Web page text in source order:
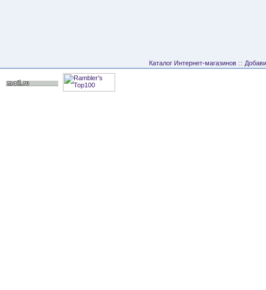
Каталог Интернет-магазинов ::